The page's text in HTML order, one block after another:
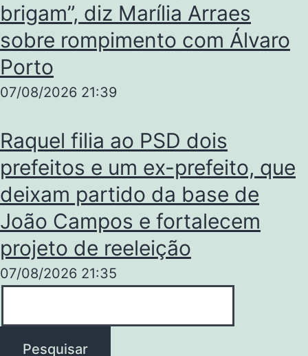
brigam”, diz Marília Arraes
sobre rompimento com Álvaro
Porto
07/08/2026 21:39
Raquel filia ao PSD dois
prefeitos e um ex-prefeito, que
deixam partido da base de
João Campos e fortalecem
projeto de reeleição
07/08/2026 21:35
Pesquisar